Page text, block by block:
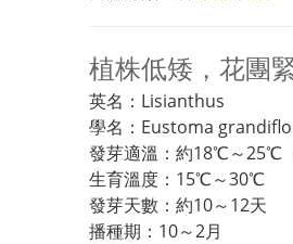
植株低矮，花團
英名：Lisianthus
學名：Eustoma
發芽適溫：約18℃～25℃
生育溫度：15℃～30℃
發芽天數：約10～12天
播種期：10～2月